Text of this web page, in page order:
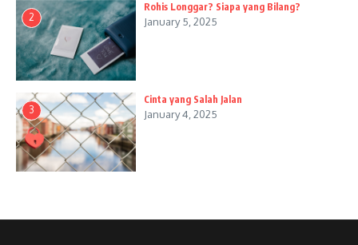
2
Rohis Longgar? Siapa yang Bilang?
January 5, 2025
3
Cinta yang Salah Jalan
January 4, 2025